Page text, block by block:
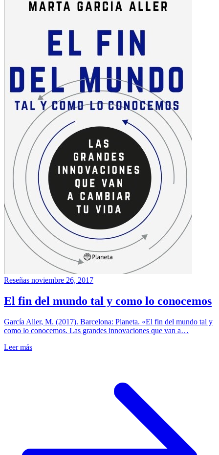
Reseñas noviembre 26, 2017
El fin del mundo tal y como lo conocemos
García Aller, M. (2017). Barcelona: Planeta. «El fin del mundo tal y
como lo conocemos. Las grandes innovaciones que van a…
Leer más